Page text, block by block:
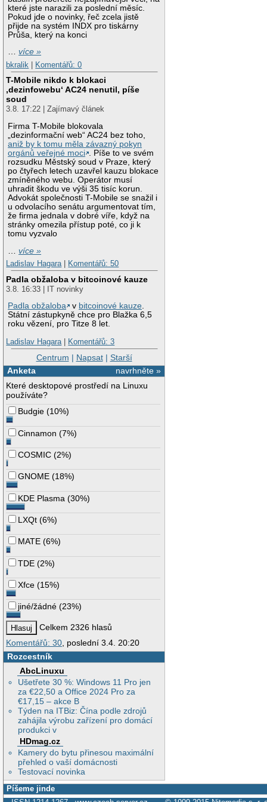
které jste narazili za poslední měsíc.
Pokud jde o novinky, řeč zcela jistě
přijde na systém INDX pro tiskárny
Průša, který na konci
…více »
bkralik | Komentářů: 0
T-Mobile nikdo k blokaci
‚dezinfowebu‘ AC24 nenutil, píše
soud
3.8. 17:22 | Zajímavý článek
Firma T-Mobile blokovala
„dezinformační web“ AC24 bez toho,
aniž by k tomu měla závazný pokyn
orgánů veřejné moci
. Píše to ve svém
rozsudku Městský soud v Praze, který
po čtyřech letech uzavřel kauzu blokace
zmíněného webu. Operátor musí
uhradit škodu ve výši 35 tisíc korun.
Advokát společnosti T-Mobile se snažil i
u odvolacího senátu argumentovat tím,
že firma jednala v dobré víře, když na
stránky omezila přístup poté, co ji k
tomu vyzvalo
…více »
Ladislav Hagara| Komentářů: 50
Padla obžaloba v bitcoinové kauze
3.8. 16:33 | IT novinky
Padla obžaloba
v bitcoinové kauze.
Státní zástupkyně chce pro Blažka 6,5
roku vězení, pro Titze 8 let.
Ladislav Hagara| Komentářů: 3
Centrum | Napsat| Starší
navrhněte »
Anketa
Které desktopové prostředí na Linuxu
používáte?
Budgie (10%)
Cinnamon (7%)
COSMIC (2%)
GNOME (18%)
KDE Plasma (30%)
LXQt (6%)
MATE (6%)
TDE (2%)
Xfce (15%)
jiné/žádné (23%)
Celkem 2326 hlasů
Komentářů: 30 , poslední 3.4. 20:20
Rozcestník
AbcLinuxu
Ušetřete 30 %: Windows 11 Pro jen
za €22,50 a Office 2024 Pro za
€17,15 – akce B
Týden na ITBiz: Čína podle zdrojů
zahájila výrobu zařízení pro domácí
produkci v
HDmag.cz
Kamery do bytu přinesou maximální
přehled o vaší domácnosti
Testovací novinka
Píšeme jinde